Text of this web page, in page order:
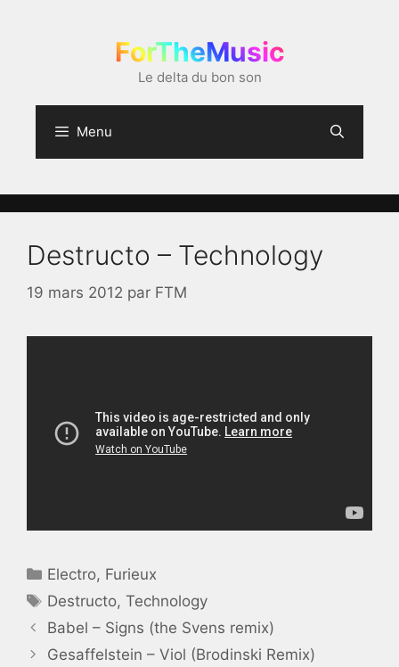
ForTheMusic
Le delta du bon son
Menu
Destructo – Technology
19 mars 2012 par FTM
Catégories
Electro, Furieux
Étiquettes
Destructo,Technology
Babel – Signs (the Svens remix)
Gesaffelstein – Viol (Brodinski Remix)